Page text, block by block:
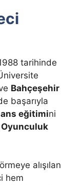
tarihinde
Bahçeşehir
başarıyla
eğitimini
alışılan
hem